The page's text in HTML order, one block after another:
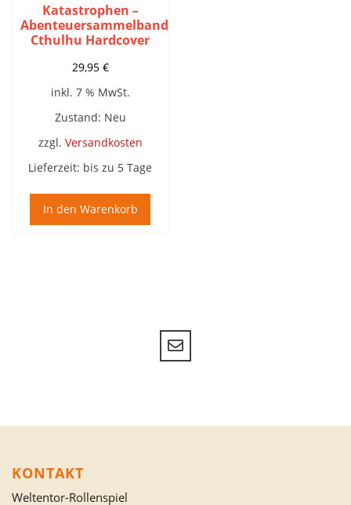
Katastrophen –
Abenteuersammelband
Cthulhu Hardcover
29,95 €
inkl. 7 % MwSt.
Zustand: Neu
zzgl. Versandkosten
Lieferzeit: bis zu 5 Tage
In den Warenkorb
KONTAKT
Weltentor-Rollenspiel